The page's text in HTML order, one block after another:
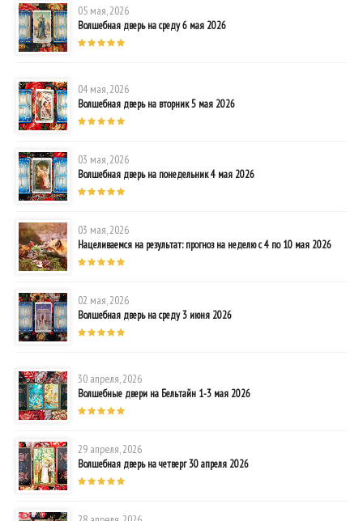
05 мая, 2026
Волшебная дверь на среду 6 мая 2026
04 мая, 2026
Волшебная дверь на вторник 5 мая 2026
03 мая, 2026
Волшебная дверь на понедельник 4 мая 2026
03 мая, 2026
Нацеливаемся на результат: прогноз на неделю с 4 по 10 мая 2026
02 мая, 2026
Волшебная дверь на среду 3 июня 2026
30 апреля, 2026
Волшебные двери на Бельтайн 1-3 мая 2026
29 апреля, 2026
Волшебная дверь на четверг 30 апреля 2026